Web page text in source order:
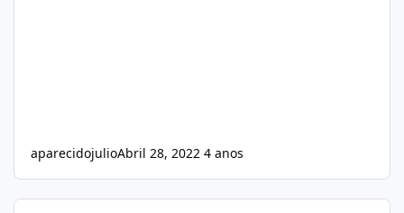
aparecidojulioAbril 28, 20224 anos